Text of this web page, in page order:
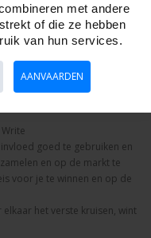
Media Details
goed te gebruiken en
en op de markt te
voor je te winnen en op de
het verste kruisen, wint
met andere
of die ze hebben
van hun services.
AANVAARDEN